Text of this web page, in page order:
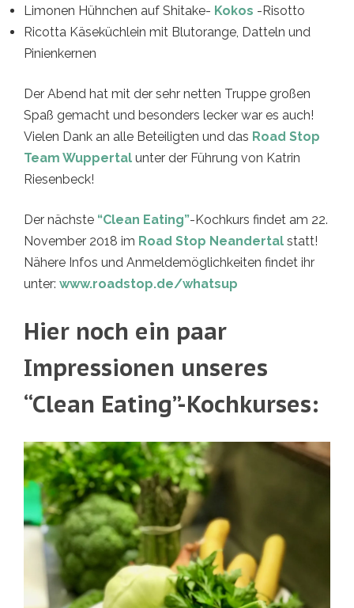
Limonen Hühnchen auf Shitake- Kokos -Risotto
Ricotta Käseküchlein mit Blutorange, Datteln und
Pinienkernen
Der Abend hat mit der sehr netten Truppe großen
Spaß gemacht und besonders lecker war es auch!
Vielen Dank an alle Beteiligten und das Road Stop
Team Wuppertal unter der Führung von Katrin
Riesenbeck!
Der nächste “Clean Eating”-Kochkurs findet am 22.
November 2018 im Road Stop Neandertal statt!
Nähere Infos und Anmeldemöglichkeiten findet ihr
unter: www.roadstop.de/whatsup
Hier noch ein paar
Impressionen unseres
“Clean Eating”-Kochkurses: